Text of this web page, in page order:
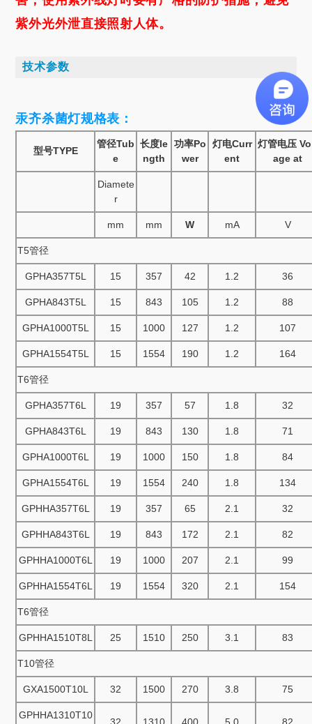
紫外光外泄直接照射人体。
技术参数
汞齐杀菌灯规格表：
型号TYPE
管径Tub
e
长度le
ngth
功率Po
wer
灯电Curr
ent
灯管电压
age at
Diamete
r
mm mm W mA V
T5管径
GPHA357T5L 15 357 42 1.2 36
GPHA843T5L 15 843 105 1.2 88
GPHA1000T5L 15 1000 127 1.2 107
GPHA1554T5L 15 1554 190 1.2 164
T6管径
GPHA357T6L 19 357 57 1.8 32
GPHA843T6L 19 843 130 1.8 71
GPHA1000T6L 19 1000 150 1.8 84
GPHA1554T6L 19 1554 240 1.8 134
GPHHA357T6L 19 357 65 2.1 32
GPHHA843T6L 19 843 172 2.1 82
GPHHA1000T6L 19 1000 207 2.1 99
GPHHA1554T6L 19 1554 320 2.1 154
T6管径
GPHHA1510T8L 25 1510 250 3.1 83
T10管径
GXA1500T10L 32 1500 270 3.8 75
GPHHA1310T10
32 1310 400 5.0 82